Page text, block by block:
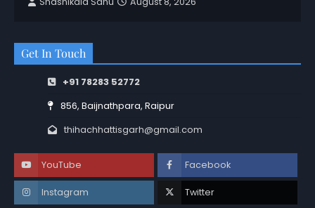
Get In Touch
+91 78283 52772
856, Baijnathpara, Raipur
thihachhattisgarh@gmail.com
YouTube Facebook
Instagram Twitter